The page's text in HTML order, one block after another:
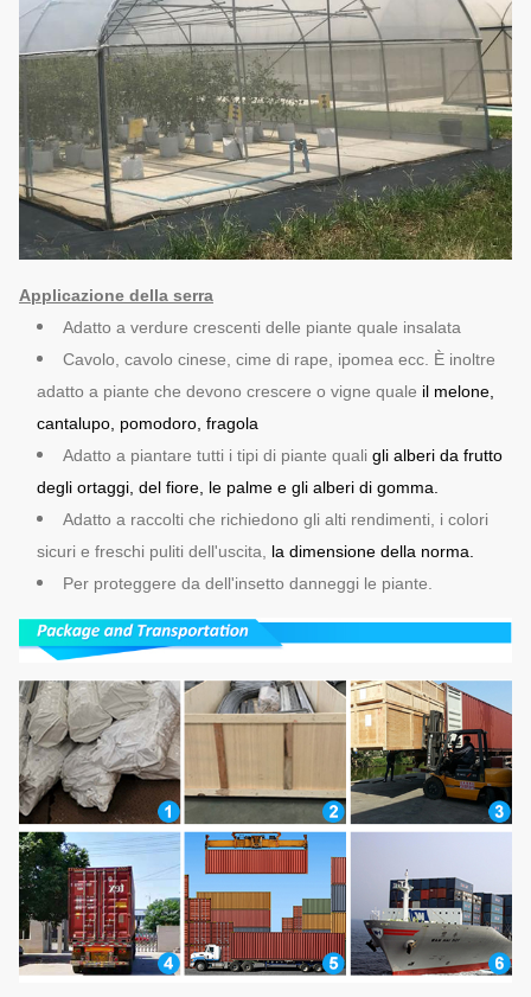
Applicazione della serra
Adatto a verdure crescenti delle piante quale insalata
Cavolo, cavolo cinese, cime di rape, ipomea ecc. È inoltre
adatto a piante che devono crescere o vigne quale il melone,
cantalupo, pomodoro, fragola
Adatto a piantare tutti i tipi di piante quali gli alberi da frutto
degli ortaggi, del fiore, le palme e gli alberi di gomma.
Adatto a raccolti che richiedono gli alti rendimenti, i colori
sicuri e freschi puliti dell'uscita, la dimensione della norma.
Per proteggere da dell'insetto danneggi le piante.